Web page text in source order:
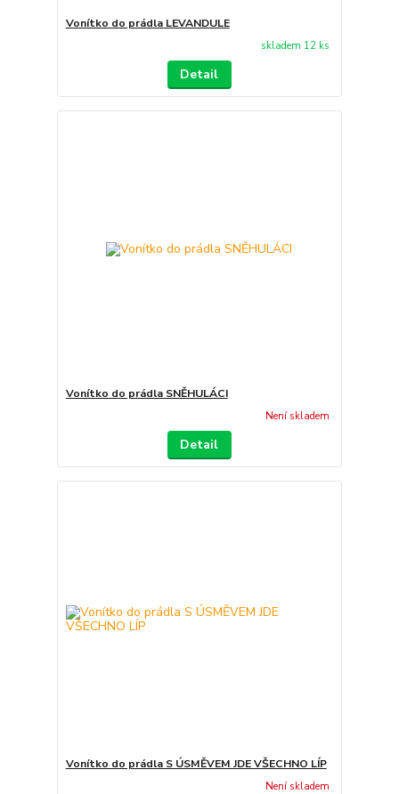
Vonítko do prádla LEVANDULE
skladem 12 ks
Detail
Vonítko do prádla SNĚHULÁCI
Není skladem
Detail
Vonítko do prádla S ÚSMĚVEM JDE VŠECHNO LÍP
Není skladem